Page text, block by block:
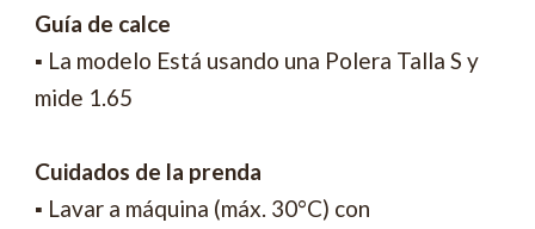
Guía de calce
▪ La modelo Está usando una Polera Talla S y
mide 1.65
Cuidados de la prenda
▪ Lavar a máquina (máx. 30°C) con